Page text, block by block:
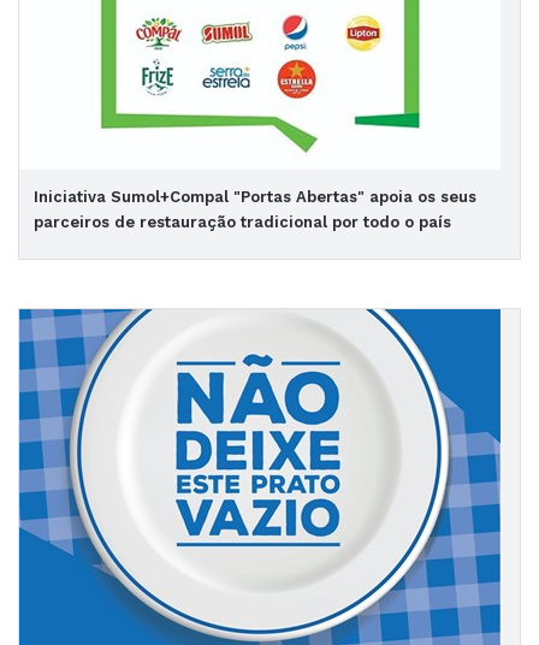
Iniciativa Sumol+Compal "Portas Abertas" apoia os seus
parceiros de restauração tradicional por todo o país